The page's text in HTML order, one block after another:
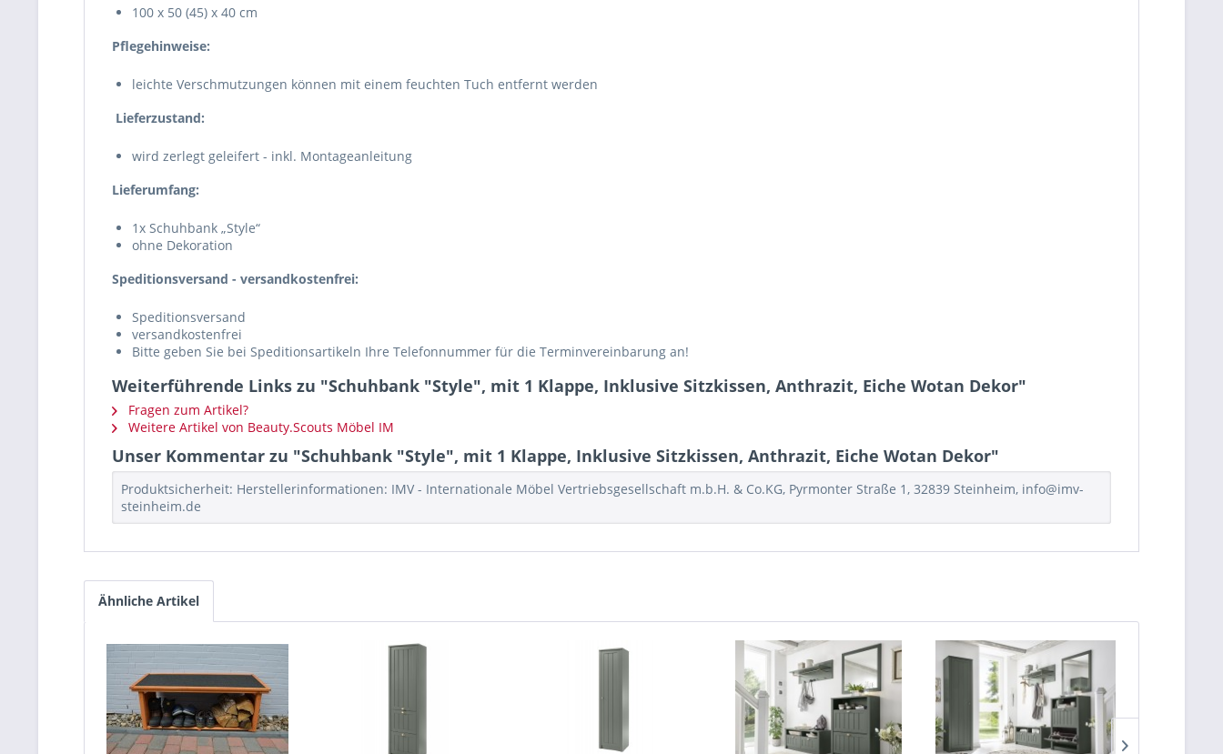
100 x 50 (45) x 40 cm
Pflegehinweise:
leichte Verschmutzungen können mit einem feuchten Tuch entfernt werden
Lieferzustand:
wird zerlegt geleifert - inkl. Montageanleitung
Lieferumfang:
1x Schuhbank „Style“
ohne Dekoration
Speditionsversand - versandkostenfrei:
Speditionsversand
versandkostenfrei
Bitte geben Sie bei Speditionsartikeln Ihre Telefonnummer für die Terminvereinbarung an!
Weiterführende Links zu "Schuhbank "Style", mit 1 Klappe, Inklusive Sitzkissen, Anthrazit, Eiche Wotan Dekor"
Fragen zum Artikel?
Weitere Artikel von Beauty.Scouts Möbel IM
Unser Kommentar zu "Schuhbank "Style", mit 1 Klappe, Inklusive Sitzkissen, Anthrazit, Eiche Wotan Dekor"
Produktsicherheit: Herstellerinformationen: IMV - Internationale Möbel Vertriebsgesellschaft m.b.H. & Co.KG, Pyrmonter Straße 1, 32839 Steinheim, info@imv-
steinheim.de
Ähnliche Artikel